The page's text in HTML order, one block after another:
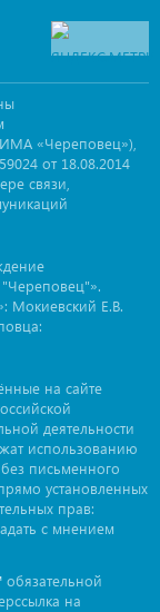
«Череповец»),
от 18.08.2014
связи,
Мокиевский Е.В.
на сайте
деятельности
использованию
письменного
установленных
прав:
с мнением
обязательной
на